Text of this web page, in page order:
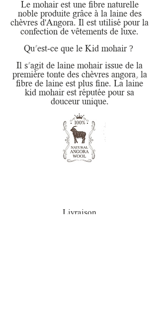
Le mohair est une fibre naturelle
noble produite grâce à la laine des
chèvres d'Angora. Il est utilisé pour la
confection de vêtements de luxe.
Qu'est-ce que le Kid mohair?
Il s’agit de laine mohair issue de la
première tonte des chèvres angora, la
fibre de laine est plus fine. La laine
kid mohair est réputée pour sa
douceur unique.
Livraison